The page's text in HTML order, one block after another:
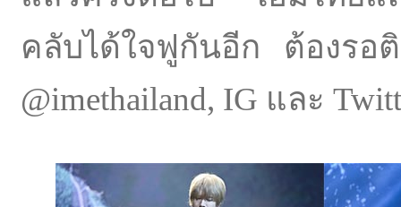
คลับได้ใจฟูกันอีก ต้องรอ
@imethailand, IG และ